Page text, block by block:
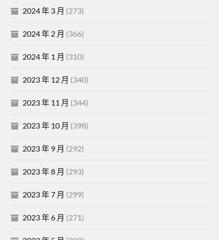
2024 年 3 月 (273)
2024 年 2 月 (366)
2024 年 1 月 (310)
2023 年 12 月 (340)
2023 年 11 月 (344)
2023 年 10 月 (398)
2023 年 9 月 (292)
2023 年 8 月 (293)
2023 年 7 月 (299)
2023 年 6 月 (271)